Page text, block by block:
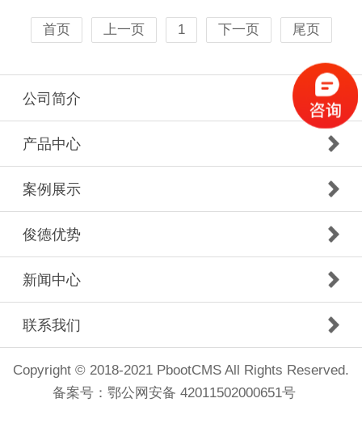
首页 上一页 1 下一页 尾页
公司简介
产品中心
案例展示
俊德优势
新闻中心
联系我们
Copyright © 2018-2021 PbootCMS All Rights Reserved.
备案号： 鄂公网安备 42011502000651号